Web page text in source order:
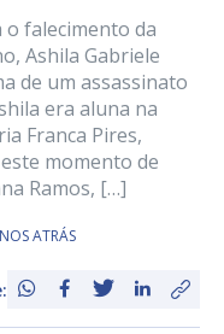
falecimento da
Ashila Gabriele
de um assassinato
era aluna na
Franca Pires,
momento de
Ramos, […]
ATRÁS